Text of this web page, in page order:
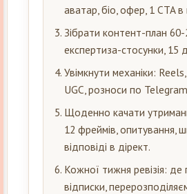
аватар, біо, офер, 1 CTA в
Зібрати контент-план 60-
експертиза-стосунки, 15
Увімкнути механіки: Reels,
UGC, розноси по
Щоденно качати
12 фреймів, опитування,
відповіді в дірект.
Кожної тижня ревізія: де
відписки,